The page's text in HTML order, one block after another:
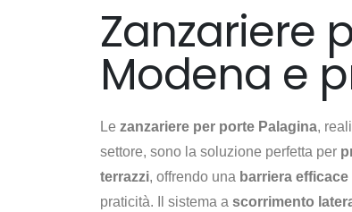
Zanzariere
Modena e
Le zanzariere per porte Palagina,
settore, sono la soluzione perfetta per
terrazzi, offrendo una barriera
praticità. Il sistema a scorrimento